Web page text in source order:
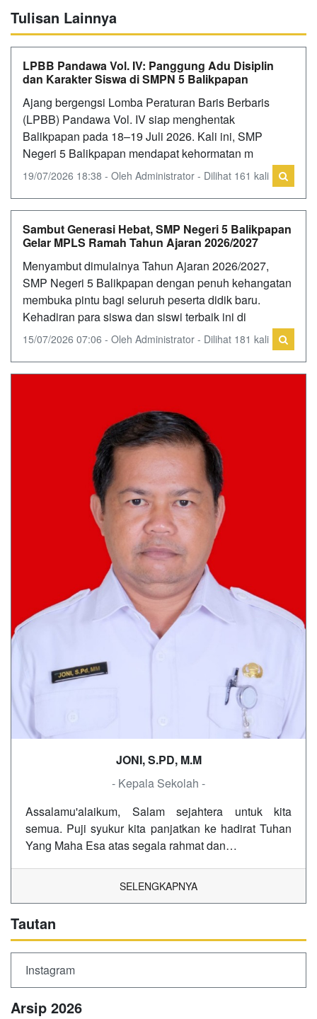
Tulisan Lainnya
LPBB Pandawa Vol. IV: Panggung Adu Disiplin
dan Karakter Siswa di SMPN 5 Balikpapan
‎Ajang bergengsi Lomba Peraturan Baris Berbaris
(LPBB) Pandawa Vol. IV siap menghentak
Balikpapan pada 18–19 Juli 2026. Kali ini, SMP
Negeri 5 Balikpapan mendapat kehormatan m
19/07/2026 18:38 - Oleh Administrator - Dilihat 161 kali
Sambut Generasi Hebat, SMP Negeri 5 Balikpapan
Gelar MPLS Ramah Tahun Ajaran 2026/2027
Menyambut dimulainya Tahun Ajaran 2026/2027,
SMP Negeri 5 Balikpapan dengan penuh kehangatan
membuka pintu bagi seluruh peserta didik baru.
Kehadiran para siswa dan siswi terbaik ini di
15/07/2026 07:06 - Oleh Administrator - Dilihat 181 kali
JONI, S.PD, M.M
- Kepala Sekolah -
Assalamu'alaikum, Salam sejahtera untuk kita
semua. Puji syukur kita panjatkan ke hadirat Tuhan
Yang Maha Esa atas segala rahmat dan…
SELENGKAPNYA
Tautan
Instagram
Arsip 2026